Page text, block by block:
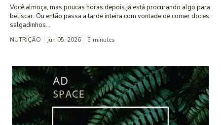
Você almoça, mas poucas horas depois já está procurando algo para
beliscar. Ou então passa a tarde inteira com vontade de comer doces,
salgadinhos...
NUTRIÇÃO jun 05, 2026 5 minutes